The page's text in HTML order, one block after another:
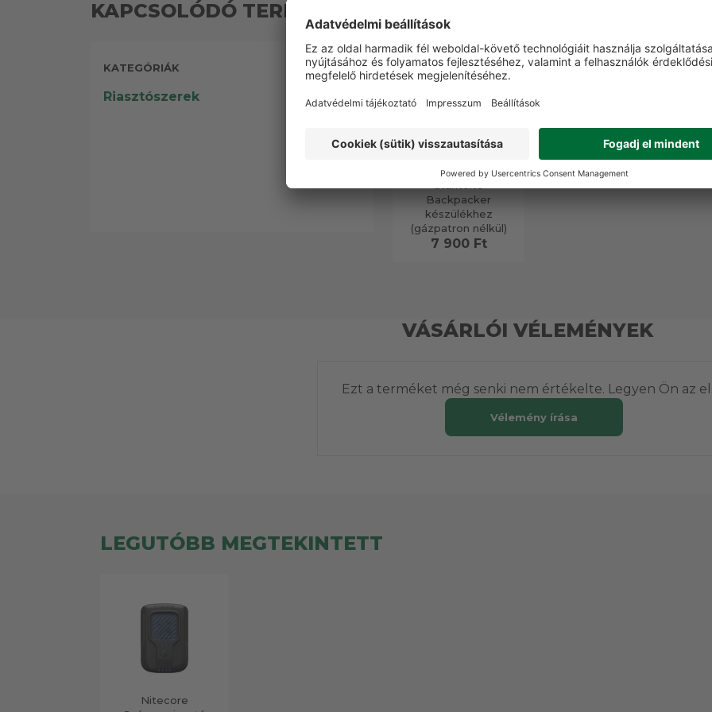
KAPCSOLÓDÓ TERMÉKEK
KATEGÓRIÁK
Riasztószerek
Thermacell 48-órás
Backpacker
készülékhez
(gázpatron nélkül)
7 900 Ft
VÁSÁRLÓI VÉLEMÉNYEK
Ezt a terméket még senki nem értékelte. Legyen Ön az
Vélemény írása
LEGUTÓBB MEGTEKINTETT
Nitecore